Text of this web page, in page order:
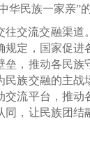
华民族一家亲”
往交流交融渠
规定，国家促
，推动各民族
民族交融的主
流平台，推
，让民族团